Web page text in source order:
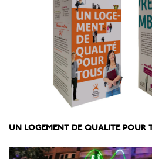
UN LOGEMENT DE QUALITE POUR